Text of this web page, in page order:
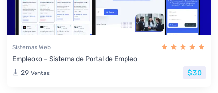
Sistemas Web
Empleoko – Sistema de Portal de Empleo
29 Ventas $30